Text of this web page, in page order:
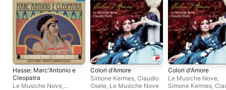
Hasse: Marc'Antonio e
Cleopatra
Le Musiche Nove,
Colori d'Amore
Simone Kermes, Claudio
Osele, Le Musiche Nove
Colori d'Amore
Le Musiche Nove,
Simone Kermes,